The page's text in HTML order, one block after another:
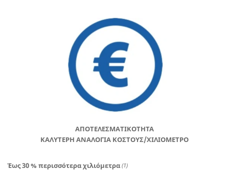
ΑΠΟΤΕΛΕΣΜΑΤΙΚΟΤΗΤΑ
ΚΑΛΥΤΕΡΗ ΑΝΑΛΟΓΙΑ ΚΟΣΤΟΥΣ/ΧΙΛΙΟΜΕΤΡΟ
Έως 30 % περισσότερα χιλιόμετρα (1)